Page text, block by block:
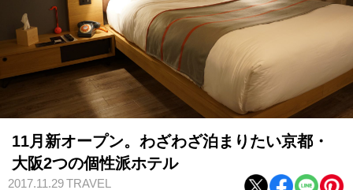
11月新オープン。わざわざ泊まりたい京都・
大阪2つの個性派ホテル
2017.11.29TRAVEL